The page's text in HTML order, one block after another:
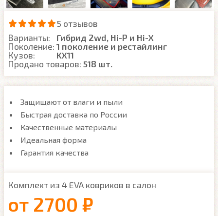
5 отзывов
Варианты:
Гибрид 2wd, Hi-P и Hi-X
Поколение: 1 поколение и рестайлинг
Кузов:
KX11
Продано товаров: 518 шт.
Защищают от влаги и пыли
Быстрая доставка по России
Качественные материалы
Идеальная форма
Гарантия качества
Комплект из 4 EVA ковриков в салон
от 2700 ₽